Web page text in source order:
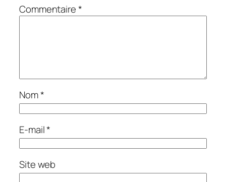
Commentaire*
Nom*
E-mail*
Site web